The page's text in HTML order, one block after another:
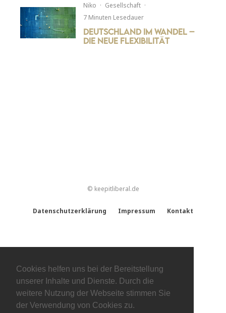
Cookies helfen uns bei der Bereitstellung
unserer Inhalte und Dienste. Durch die
weitere Nutzung der Webseite stimmen Sie
der Verwendung von Cookies zu.
Niko · Gesellschaft ·
7 Minuten Lesedauer
Deutschland im Wandel –
die neue Flexibilität
© keepitliberal.de
Datenschutzerklärung Impressum Kontakt